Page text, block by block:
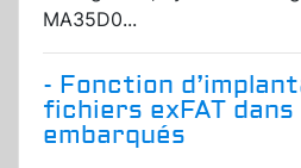
MA35D0...
- Fonction
fichiers exFAT
embarqués